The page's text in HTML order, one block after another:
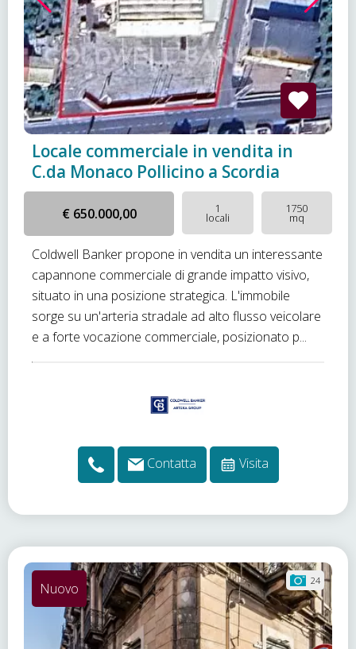
Locale commerciale in vendita in
C.da Monaco Pollicino a Scordia
€ 650.000,00 1
locali
1750
mq
Coldwell Banker propone in vendita un interessante
capannone commerciale di grande impatto visivo,
situato in una posizione strategica. L'immobile
sorge su un'arteria stradale ad alto flusso veicolare
e a forte vocazione commerciale, posizionato p...
Contatta Visita
24
Nuovo